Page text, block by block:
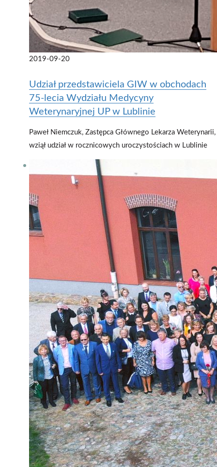
2019-09-20
Udział przedstawiciela GIW w obchodach
75-lecia Wydziału Medycyny
Weterynaryjnej UP w Lublinie
Paweł Niemczuk, Zastępca Głównego Lekarza Weterynarii,
wziął udział w rocznicowych uroczystościach w Lublinie